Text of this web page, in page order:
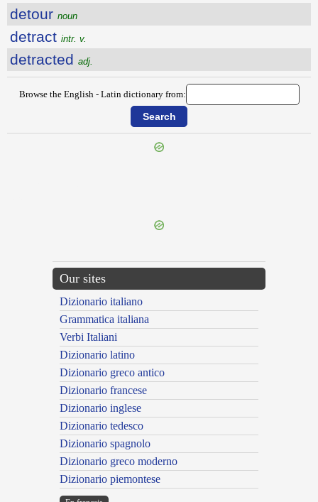
detour noun
detract intr. v.
detracted adj.
Browse the English - Latin dictionary from:
Our sites
Dizionario italiano
Grammatica italiana
Verbi Italiani
Dizionario latino
Dizionario greco antico
Dizionario francese
Dizionario inglese
Dizionario tedesco
Dizionario spagnolo
Dizionario greco moderno
Dizionario piemontese